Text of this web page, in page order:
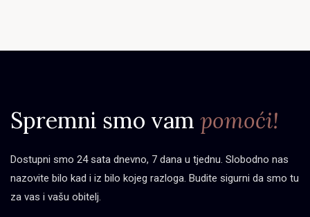
Spremni smo vam pomoći!
Dostupni smo 24 sata dnevno, 7 dana u tjednu. Slobodno nas
nazovite bilo kad i iz bilo kojeg razloga. Budite sigurni da smo tu
za vas i vašu obitelj.